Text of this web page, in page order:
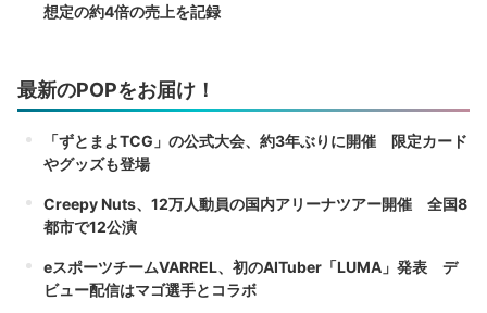
想定の約4倍の売上を記録
最新のPOPをお届け！
「ずとまよTCG」の公式大会、約3年ぶりに開催 限定カード
やグッズも登場
Creepy Nuts、12万人動員の国内アリーナツアー開催 全国8
都市で12公演
eスポーツチームVARREL、初のAITuber「LUMA」発表 デ
ビュー配信はマゴ選手とコラボ